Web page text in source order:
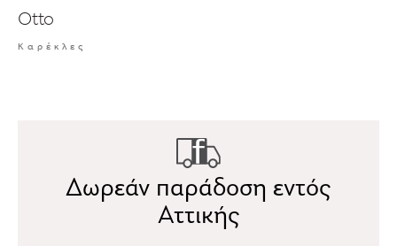
Otto
Καρέκλες
Δωρεάν παράδοση εντός
Αττικής